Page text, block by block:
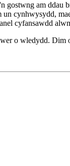
am
cynhwysydd,
cyfansawdd
o wledydd. Dim